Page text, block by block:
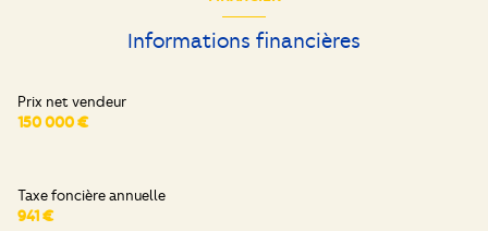
Informations financières
Prix net vendeur
150 000 €
Taxe foncière annuelle
941 €